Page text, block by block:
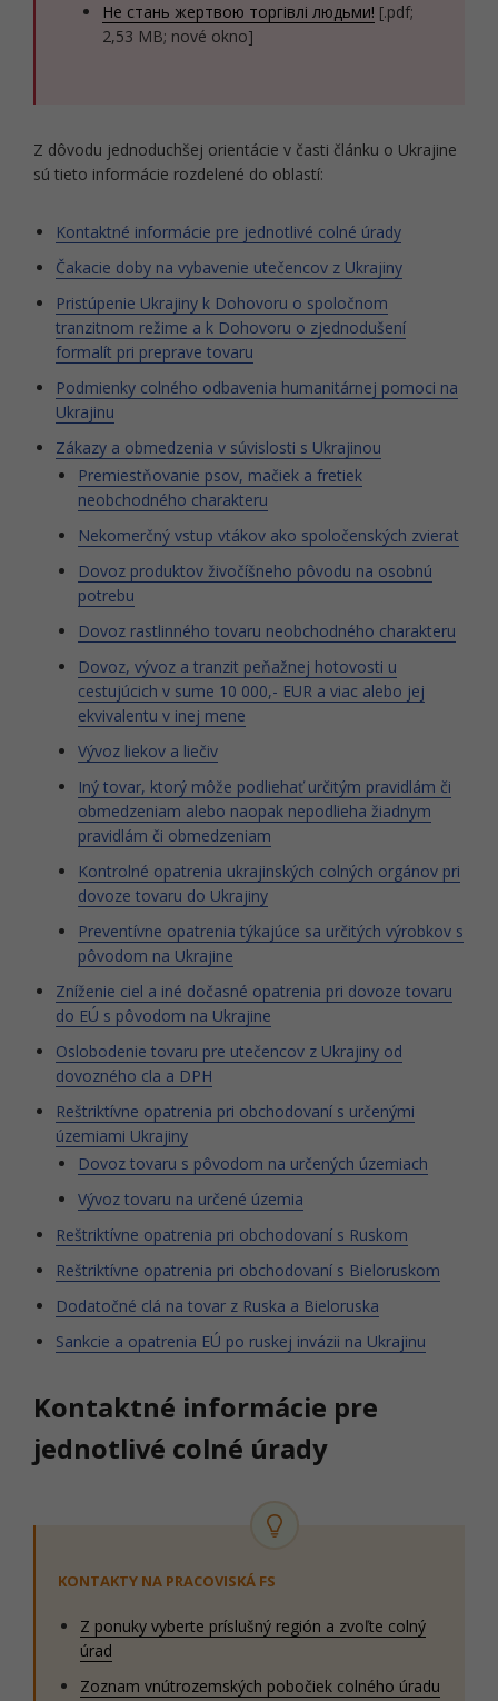
Не стань жертвою торгівлі людьми! [.pdf;
2,53 MB; nové okno]
Z dôvodu jednoduchšej orientácie v časti článku o Ukrajine
sú tieto informácie rozdelené do oblastí:
Kontaktné informácie pre jednotlivé colné úrady
Čakacie doby na vybavenie utečencov z Ukrajiny
Pristúpenie Ukrajiny k Dohovoru o spoločnom
tranzitnom režime a k Dohovoru o zjednodušení
formalít pri preprave tovaru
Podmienky colného odbavenia humanitárnej pomoci na
Ukrajinu
Zákazy a obmedzenia v súvislosti s Ukrajinou
Premiestňovanie psov, mačiek a fretiek
neobchodného charakteru
Nekomerčný vstup vtákov ako spoločenských zvierat
Dovoz produktov živočíšneho pôvodu na osobnú
potrebu
Dovoz rastlinného tovaru neobchodného charakteru
Dovoz, vývoz a tranzit peňažnej hotovosti u
cestujúcich v sume 10 000,- EUR a viac alebo jej
ekvivalentu v inej mene
Vývoz liekov a liečiv
Iný tovar, ktorý môže podliehať určitým pravidlám či
obmedzeniam alebo naopak nepodlieha žiadnym
pravidlám či obmedzeniam
Kontrolné opatrenia ukrajinských colných orgánov pri
dovoze tovaru do Ukrajiny
Preventívne opatrenia týkajúce sa určitých výrobkov s
pôvodom na Ukrajine
Zníženie ciel a iné dočasné opatrenia pri dovoze tovaru
do EÚ s pôvodom na Ukrajine
Oslobodenie tovaru pre utečencov z Ukrajiny od
dovozného cla a DPH
Reštriktívne opatrenia pri obchodovaní s určenými
územiami Ukrajiny
Dovoz tovaru s pôvodom na určených územiach
Vývoz tovaru na určené územia
Reštriktívne opatrenia pri obchodovaní s Ruskom
Reštriktívne opatrenia pri obchodovaní s Bieloruskom
Dodatočné clá na tovar z Ruska a Bieloruska
Sankcie a opatrenia EÚ po ruskej invázii na Ukrajinu
Kontaktné informácie pre
jednotlivé colné úrady
KONTAKTY NA PRACOVISKÁ FS
Z ponuky vyberte príslušný región a zvoľte colný
úrad
Zoznam vnútrozemských pobočiek colného úradu